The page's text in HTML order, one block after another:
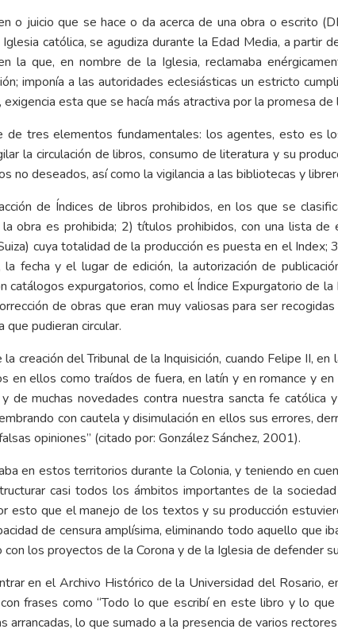
o juicio que se hace o da acerca de una obra o escrito
católica, se agudiza durante la Edad Media, a partir
la que, en nombre de la Iglesia, reclamaba
imponía a las autoridades eclesiásticas un estricto
esta que se hacía más atractiva por la promesa
de tres elementos fundamentales: los agentes, esto es
la circulación de libros, consumo de literatura y su
no deseados, así como la vigilancia a las bibliotecas y
de Índices de libros prohibidos, en los que se
obra es prohibida; 2) títulos prohibidos, con una lista
cuya totalidad de la producción es puesta en el Index;
fecha y el lugar de edición, la autorización de
catálogos expurgatorios, como el Índice Expurgatorio de
de obras que eran muy valiosas para ser
pudieran circular.
creación del Tribunal de la Inquisición, cuando Felipe II,
en ellos como traídos de fuera, en latín y en romance y
de muchas novedades contra nuestra sancta fe
con cautela y disimulación en ellos sus errores,
opiniones” (citado por: González Sánchez, 2001).
en estos territorios durante la Colonia, y teniendo en
casi todos los ámbitos importantes de la
esto que el manejo de los textos y su producción
de censura amplísima, eliminando todo aquello que
con los proyectos de la Corona y de la Iglesia de defender
en el Archivo Histórico de la Universidad del Rosario,
frases como “Todo lo que escribí en este libro y lo
arrancadas, lo que sumado a la presencia de varios